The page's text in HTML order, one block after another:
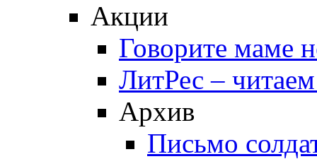
Акции
Говорите маме
ЛитРес –
Архив
Письмо